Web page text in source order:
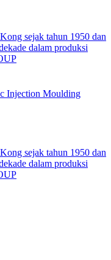
sejak tahun 1950 dan
dalam produksi
Injection Moulding
sejak tahun 1950 dan
dalam produksi